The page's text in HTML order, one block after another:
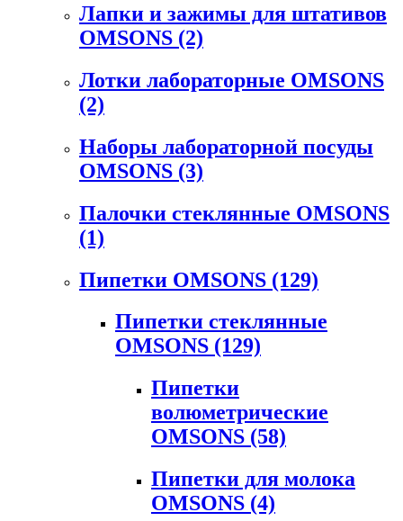
Лапки и зажимы для штативов
OMSONS (2)
Лотки лабораторные OMSONS
(2)
Наборы лабораторной посуды
OMSONS (3)
Палочки стеклянные OMSONS
(1)
Пипетки OMSONS (129)
Пипетки стеклянные
OMSONS (129)
Пипетки
волюметрические
OMSONS (58)
Пипетки для молока
OMSONS (4)